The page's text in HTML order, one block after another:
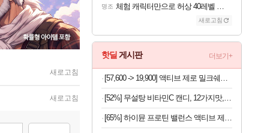
새로고침
새로고침
명조 체험 캐릭터만으로 허상 40레벨 하이와티아 5분 컷!｜에이메스·린네·모니에 명함
새로고침
핫딜 게시판 더보기+
[57,600 -> 19,900] 액티브 제로 밀크쉐이크 250ml x 18개
[52%] 무설탕 비타민C 캔디, 12가지맛, 1kg, 1개
[65%] 하이뮨 프로틴 밸런스 액티브 제로, 밀크쉐이크, 250ml, 18개